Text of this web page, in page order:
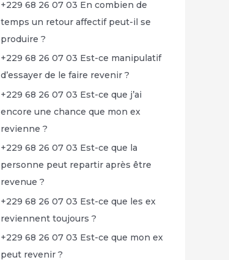
+229 68 26 07 03 En combien de
temps un retour affectif peut-il se
produire ?
+229 68 26 07 03 Est-ce manipulatif
d’essayer de le faire revenir ?
+229 68 26 07 03 Est-ce que j’ai
encore une chance que mon ex
revienne ?
+229 68 26 07 03 Est-ce que la
personne peut repartir après être
revenue ?
+229 68 26 07 03 Est-ce que les ex
reviennent toujours ?
+229 68 26 07 03 Est-ce que mon ex
peut revenir ?